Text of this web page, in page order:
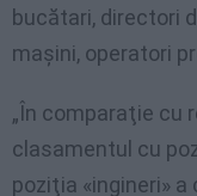
bucătari, directori
maşini, operatori
„În comparaţie cu
clasamentul cu
poziţia «ingineri» a